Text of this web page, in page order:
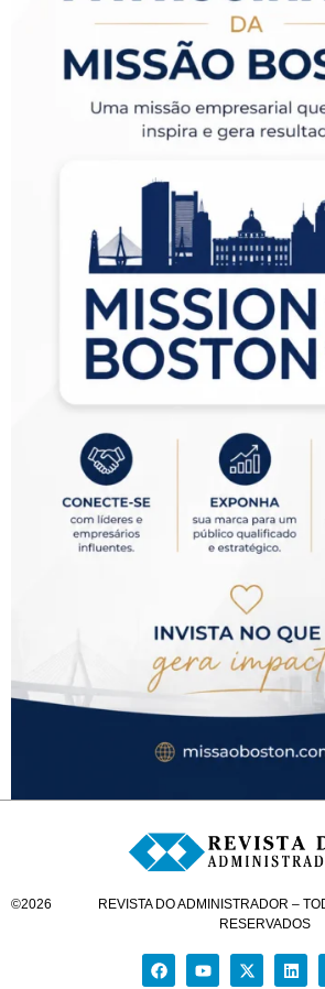
©2026
REVISTA DO ADMINISTRADOR –
RESERVADOS